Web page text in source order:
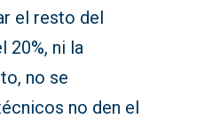
el resto del
20%, ni la
no se
no den el